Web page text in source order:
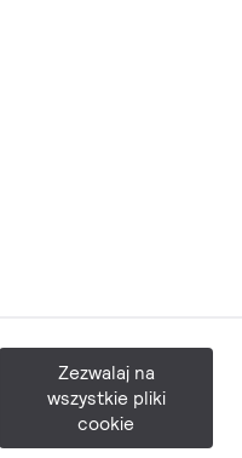
Zezwalaj na
wszystkie pliki
cookie